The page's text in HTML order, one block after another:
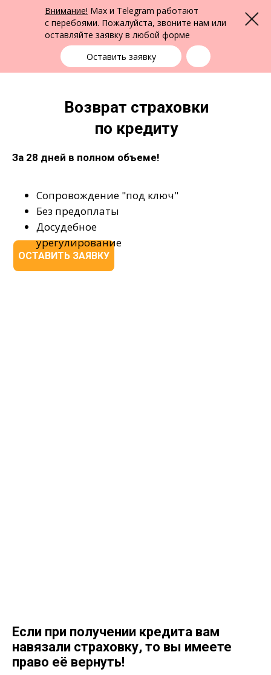
Внимание! Max и Telegram работают
с перебоями. Пожалуйста, звоните нам или
оставляйте заявку в любой форме
Оставить заявку
Меню
Юридическая помощь в Кемерово
ФПК Альтернатива
Кемерово
выбрать город
+7 (3842) 55-83-49
ОСТАВИТЬ ЗАЯВКУ
Сопровождение "под ключ"
Без предоплаты
Досудебное
урегулирование
Возврат страховки
по кредиту
За 28 дней в полном объеме!​
Если при получении кредита вам
навязали страховку, то вы имеете
право её вернуть!